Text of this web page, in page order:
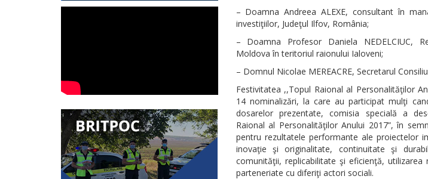
– Doamna Andreea ALEXE, consultant în
investiţiilor, Judeţul Ilfov, România;
– Doamna Profesor Daniela NEDELCIUC,
Moldova în teritoriul raionului Ialoveni;
– Domnul Nicolae MEREACRE, Secretarul
Festivitatea ,,Topul Raional al Personalităţilor
14 nominalizări, la care au participat mulţi
dosarelor prezentate, comisia specială a
Raional al Personalităţilor Anului 2017”, în
pentru rezultatele performante ale proiectelor
inovaţie şi originalitate, continuitate şi
comunităţii, replicabilitate şi eficienţă,
parteneriate cu diferiţi actori sociali.